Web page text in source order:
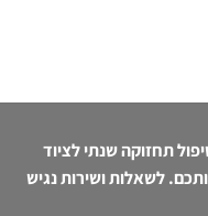
תחזוקה שנתי לציוד
לשאלות ושירות נגיש